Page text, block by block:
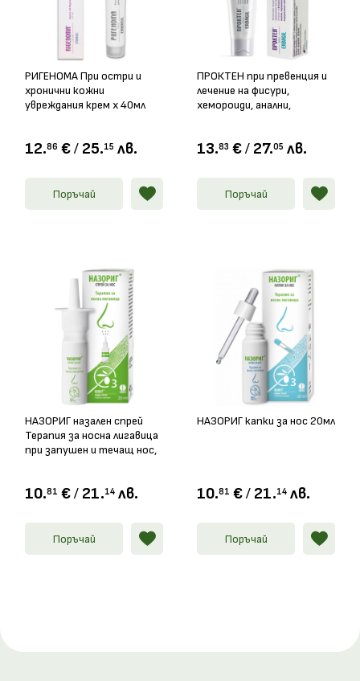
РИГЕНОМА При остри и
хронични кожни
увреждания крем х 40мл
12.86 €/ 25.15 лв.
Поръчай
ПРОКТЕН при превенция и
лечение на фисури,
хемороиди, анални,
13.83 €/ 27.05 лв.
Поръчай
НАЗОРИГ назален спрей
Терапия за носна лигавица
при запушен и течащ нос,
10.81 €/ 21.14 лв.
Поръчай
НАЗОРИГ капки за нос 20мл
10.81 €/ 21.14 лв.
Поръчай